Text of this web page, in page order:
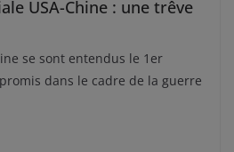
USA-Chine : une trêve
se sont entendus le 1er
dans le cadre de la guerre